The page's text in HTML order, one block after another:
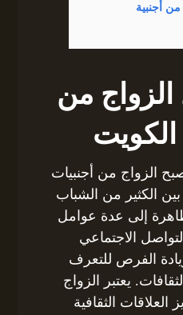
أجنبية
من
الكويت
الزواج من أجنبيات
الكثير من الشباب
إلى عدة عوامل
الاجتماعي
زيادة الفرص للتعرف
يعتبر الزواج
الثقافية